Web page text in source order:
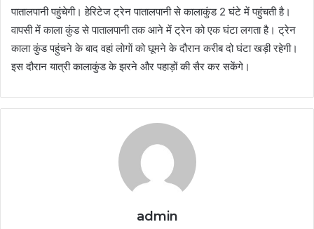
पातालपानी पहुंचेगी। हेरिटेज ट्रेन पातालपानी से कालाकुंड 2 घंटे में पहुंचती है।
वापसी में काला कुंड से पातालपानी तक आने में ट्रेन को एक घंटा लगता है। ट्रेन
काला कुंड पहुंचने के बाद वहां लाेगाें को घूमने के दौरान करीब दो घंटा खड़ी रहेगी।
इस दौरान यात्री कालाकुंड के झरने और पहाड़ों की सैर कर सकेंगे।
admin